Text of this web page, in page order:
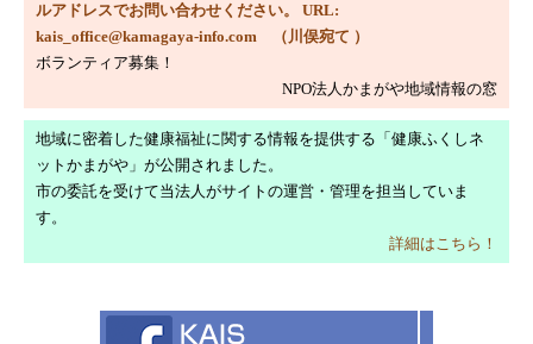
2023/7/15
ＯＴＴＯロボット拡張機能搭載
令和５年度事業活動について
2023/6/10
令和４年度ＮＰＯ法人かまがや地域情報の窓
活動報告
令和４年度貸借対照表公告
今月のコラム「転入超過」
ルアドレスでお問い合わせください。 URL:
kais_office@kamagaya-info.com （川俣宛て ）
ボランティア募集！
NPO法人かまがや地域情報の窓
地域に密着した健康福祉に関する情報を提供する「健康ふくしネ
ットかまがや」が公開されました。
市の委託を受けて当法人がサイトの運営・管理を担当していま
す。
詳細はこちら！